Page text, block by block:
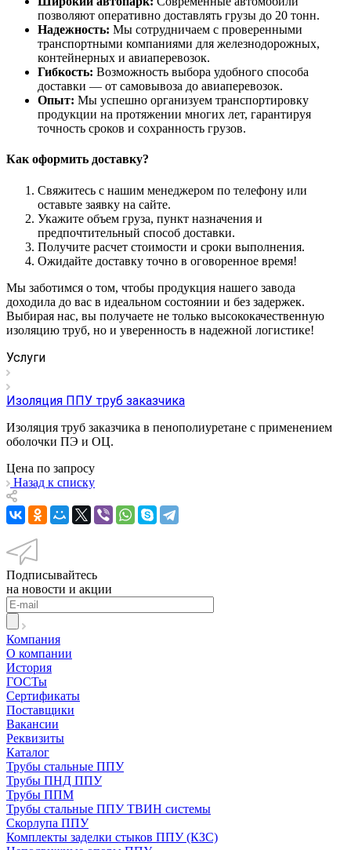
позволяют оперативно доставлять грузы до 20 тонн.
Надежность: Мы сотрудничаем с проверенными
транспортными компаниями для железнодорожных,
контейнерных и авиаперевозок.
Гибкость: Возможность выбора удобного способа
доставки — от самовывоза до авиаперевозок.
Опыт: Мы успешно организуем транспортировку
продукции на протяжении многих лет, гарантируя
точность сроков и сохранность грузов.
Как оформить доставку?
Свяжитесь с нашим менеджером по телефону или
оставьте заявку на сайте.
Укажите объем груза, пункт назначения и
предпочтительный способ доставки.
Получите расчет стоимости и сроки выполнения.
Ожидайте доставку точно в оговоренное время!
Мы заботимся о том, чтобы продукция нашего завода
доходила до вас в идеальном состоянии и без задержек.
Выбирая нас, вы получаете не только высококачественную
изоляцию труб, но и уверенность в надежной логистике!
Услуги
Изоляция ППУ труб заказчика
Изоляция труб заказчика в пенополиуретане с применением
оболочки ПЭ и ОЦ.
Цена по запросу
Назад к списку
Подписывайтесь
на новости и акции
Компания
О компании
История
ГОСТы
Сертификаты
Поставщики
Вакансии
Реквизиты
Каталог
Трубы стальные ППУ
Трубы ПНД ППУ
Трубы ППМ
Трубы стальные ППУ ТВИН системы
Скорлупа ППУ
Комплекты заделки стыков ППУ (КЗС)